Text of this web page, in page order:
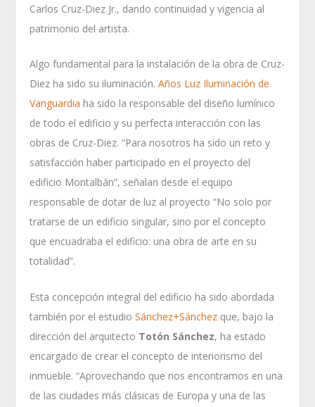
Carlos Cruz-Diez Jr., dando continuidad y vigencia al
patrimonio del artista.
Algo fundamental para la instalación de la obra de Cruz-
Diez ha sido su iluminación.Años Luz Iluminación de
Vanguardia ha sido la responsable del diseño lumínico
de todo el edificio y su perfecta interacción con las
obras de Cruz-Diez. “Para nosotros ha sido un reto y
satisfacción haber participado en el proyecto del
edificio Montalbán”, señalan desde el equipo
responsable de dotar de luz al proyecto “No solo por
tratarse de un edificio singular, sino por el concepto
que encuadraba el edificio: una obra de arte en su
totalidad”.
Esta concepción integral del edificio ha sido abordada
también por el estudioSánchez+Sánchez que, bajo la
dirección del arquitecto Totón Sánchez, ha estado
encargado de crear el concepto de interiorismo del
inmueble. “Aprovechando que nos encontramos en una
de las ciudades más clásicas de Europa y una de las